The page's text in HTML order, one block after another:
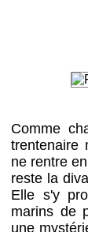
Comme
trentenaire
ne rentre
reste la
Elle s'y
marins de
une